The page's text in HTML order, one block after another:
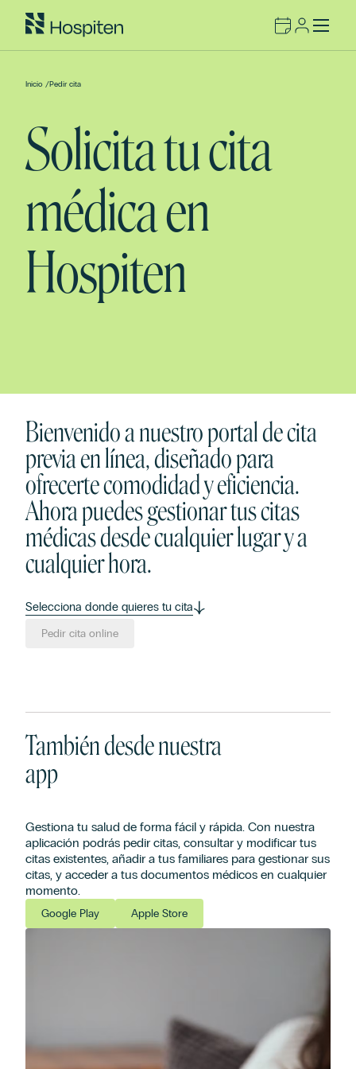
Inicio /Pedir cita
Solicita tu cita
médica en
Hospiten
Bienvenido a nuestro portal de cita
previa en línea, diseñado para
ofrecerte comodidad y eficiencia.
Ahora puedes gestionar tus citas
médicas desde cualquier lugar y a
cualquier hora.
Selecciona donde quieres tu cita
Pedir cita online
También desde nuestra
app
Gestiona tu salud de forma fácil y rápida. Con nuestra
aplicación podrás pedir citas, consultar y modificar tus
citas existentes, añadir a tus familiares para gestionar sus
citas, y acceder a tus documentos médicos en cualquier
momento.
Google Play Apple Store